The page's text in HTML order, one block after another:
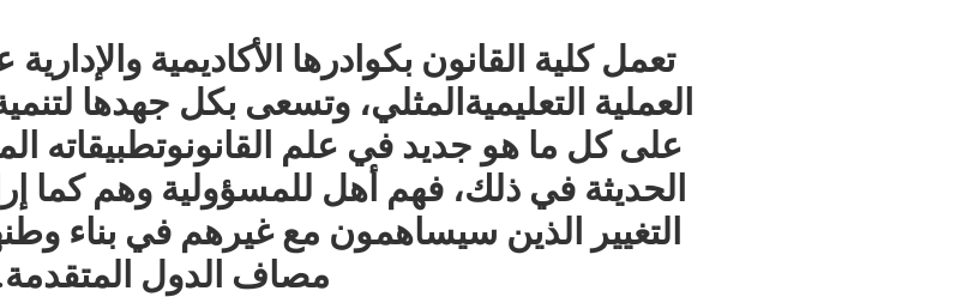
تعمل كلية القانون بكوادرها الأكاديمية والإدارية
العملية التعليمية المثلي، وتسعى بكل جهدها
على كل ما هو جديد في علم القانونوتطبيقاته
الحديثة في ذلك، فهم أهل للمسؤولية وهم كما
التغيير
الذين سيساهمون مع غيرهم في بناء
مصاف الدول المتقدمة